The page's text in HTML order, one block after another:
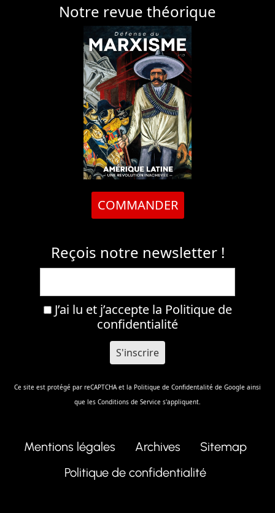
Notre revue théorique
COMMANDER
Reçois notre newsletter !
J’ai lu et j’accepte la Politique de
confidentialité
Ce site est protégé par reCAPTCHA et la Politique de Confidentalité de Google ainsi
que les Conditions de Service s'appliquent.
Mentions légales Archives
Sitemap
Politique de confidentialité